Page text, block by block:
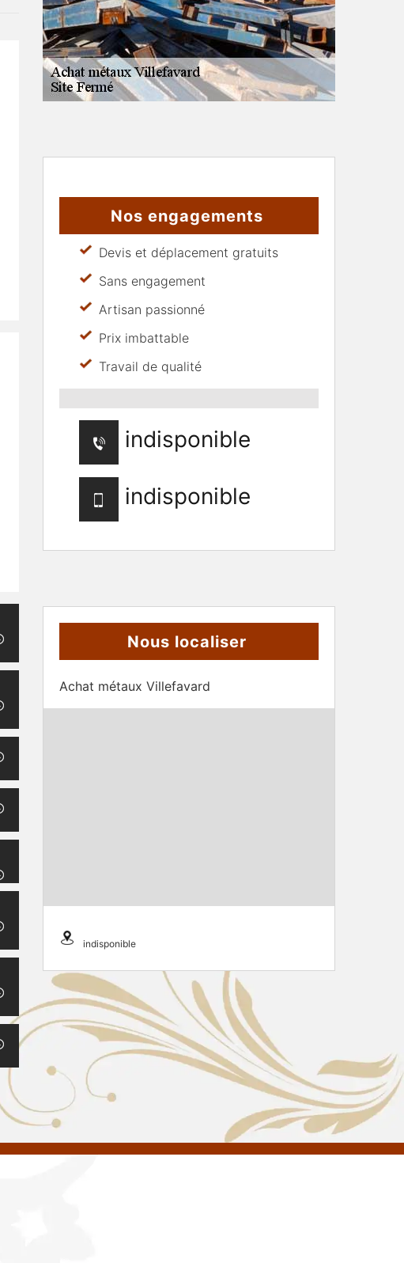
Nos engagements
Devis et déplacement gratuits
Sans engagement
Artisan passionné
Prix imbattable
Travail de qualité
indisponible
indisponible
Nous localiser
Achat métaux Villefavard
indisponible